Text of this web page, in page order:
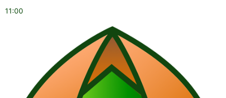
11:00